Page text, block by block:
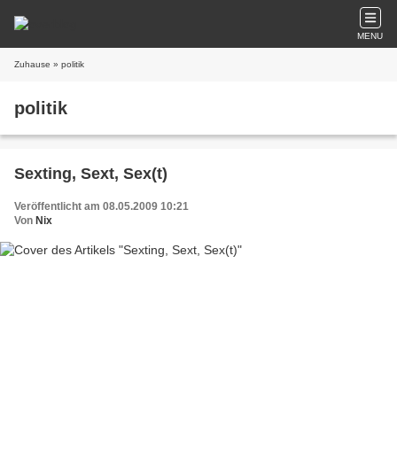
MENU
Zuhause » politik
politik
Sexting, Sext, Sex(t)
Veröffentlicht am 08.05.2009 10:21
Von Nix